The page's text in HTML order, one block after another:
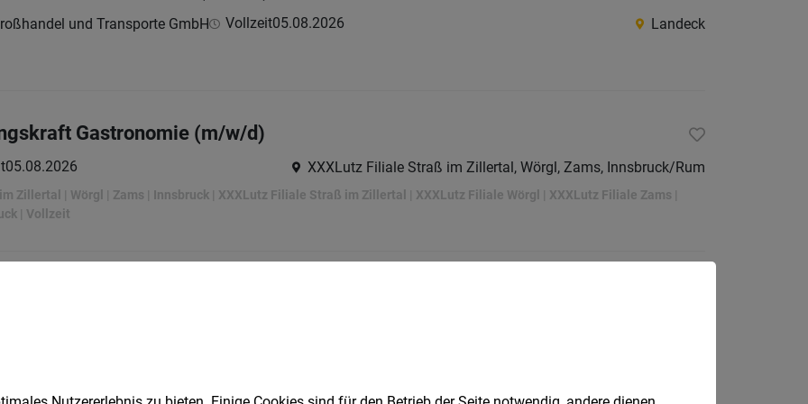
und Transporte GmbH Vollzeit05.08.2026 Landeck
Gastronomie (m/w/d)
05.08.2026 XXXLutz Filiale Straß im Zillertal, Wörgl, Zams, Innsbruck/Rum
Zillertal | Wörgl | Zams | Innsbruck | XXXLutz Filiale Straß im Zillertal | XXXLutz Filiale Wörgl | XXXLutz Filiale Zams |
| Vollzeit